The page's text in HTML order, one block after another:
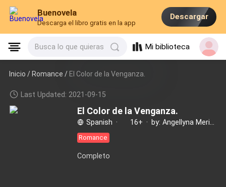
Buenovela
Descarga el libro gratis en la app
Descargar
Busca lo que quieras Mi biblioteca
Inicio /Romance / El Color de la Venganza.
Last Updated: 2021-09-15
El Color de la Venganza.
Spanish · 16+ ·
Romance
Completo